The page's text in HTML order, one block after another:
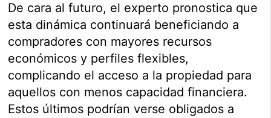
De cara al futuro, el experto pronostica que
esta dinámica continuará beneficiando a
compradores con mayores recursos
económicos y perfiles flexibles,
complicando el acceso a la propiedad para
aquellos con menos capacidad financiera.
Estos últimos podrían verse obligados a